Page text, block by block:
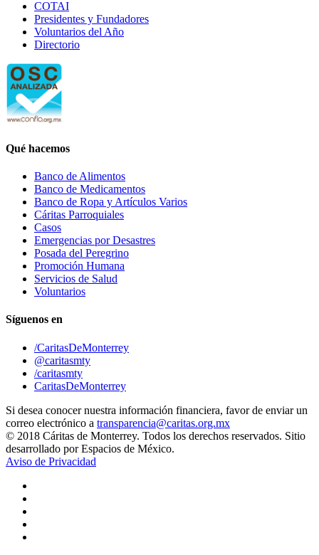
COTAI
Presidentes y Fundadores
Voluntarios del Año
Directorio
Qué hacemos
Banco de Alimentos
Banco de Medicamentos
Banco de Ropa y Artículos Varios
Cáritas Parroquiales
Casos
Emergencias por Desastres
Posada del Peregrino
Promoción Humana
Servicios de Salud
Voluntarios
Síguenos en
/CaritasDeMonterrey
@caritasmty
/caritasmty
CaritasDeMonterrey
Si desea conocer nuestra información financiera, favor de enviar un
correo electrónico a transparencia@caritas.org.mx
© 2018 Cáritas de Monterrey. Todos los derechos reservados. Sitio
desarrollado por Espacios de México.
Aviso de Privacidad